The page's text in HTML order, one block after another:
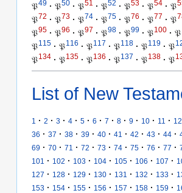
𝔓49 · 𝔓50 · 𝔓51 · 𝔓52 · 𝔓53 · 𝔓54 · 𝔓
𝔓72 · 𝔓73 · 𝔓74 · 𝔓75 · 𝔓76 · 𝔓77 · 𝔓
𝔓95 · 𝔓96 · 𝔓97 · 𝔓98 · 𝔓99 · 𝔓100 · 𝔓
𝔓115 · 𝔓116 · 𝔓117 · 𝔓118 · 𝔓119 · 𝔓
𝔓134 · 𝔓135 · 𝔓136 · 𝔓137 · 𝔓138 · 𝔓
List of New
1 · 2 · 3 · 4 · 5 · 6 · 7 · 8 · 9 · 10 · 11 · 12
36 · 37 · 38 · 39 · 40 · 41 · 42 · 43 · 44 ·
69 · 70 · 71 · 72 · 73 · 74 · 75 · 76 · 77 ·
101
· 102 · 103 · 104 · 105 · 106 · 107 ·
127 · 128 · 129 · 130 · 131 · 132 · 133 ·
153 · 154 · 155 · 156 · 157 · 158 · 159 ·